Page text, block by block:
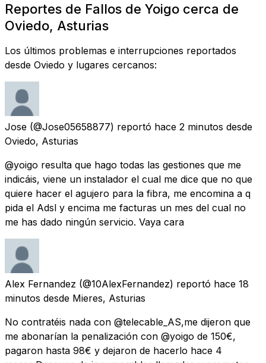
Reportes de Fallos de Yoigo cerca de
Oviedo, Asturias
Los últimos problemas e interrupciones reportados
desde Oviedo y lugares cercanos:
Jose (@Jose05658877) reportó hace 2 minutos desde
Oviedo, Asturias
@yoigo resulta que hago todas las gestiones que me
indicáis, viene un instalador el cual me dice que no que
quiere hacer el agujero para la fibra, me encomina a q
pida el Adsl y encima me facturas un mes del cual no
me has dado ningún servicio. Vaya cara
Alex Fernandez (@10AlexFernandez) reportó hace 18
minutos desde Mieres, Asturias
No contratéis nada con @telecable_AS,me dijeron que
me abonarían la penalización con @yoigo de 150€,
pagaron hasta 98€ y dejaron de hacerlo hace 4